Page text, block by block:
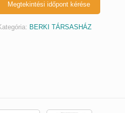
Megtekintési időpont kérése
BERKI TÁRSASHÁZ